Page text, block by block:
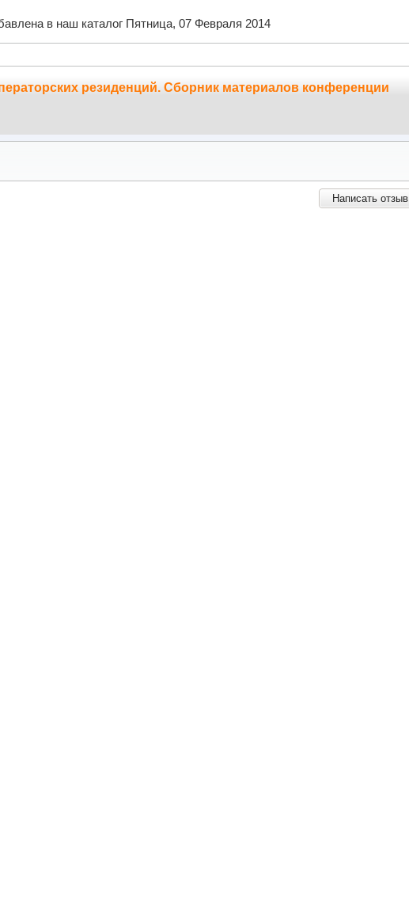
в наш каталог Пятница, 07 Февраля 2014
резиденций. Сборник материалов конференции
Написать отзыв